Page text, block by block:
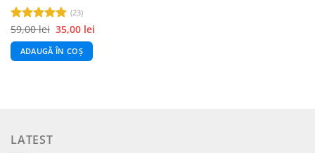
Evaluat la
5.00din 5
(23)
59,00lei Prețul
inițial
a
fost:
59,00 lei.
35,00 leiPrețul
curent
ADAUGĂ ÎN COȘ
LATEST